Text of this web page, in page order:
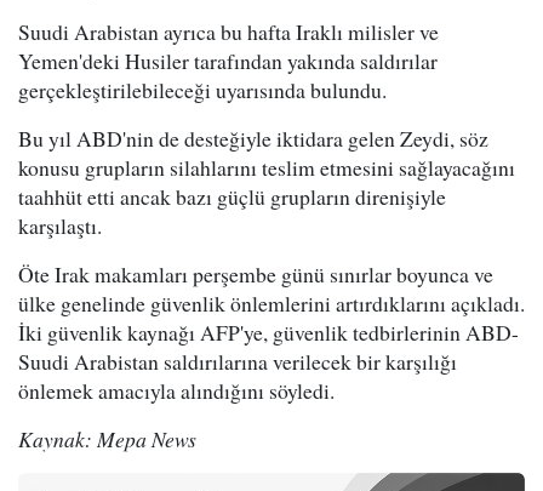
Suudi Arabistan ayrıca bu hafta Iraklı milisler ve
Yemen'deki Husiler tarafından yakında saldırılar
gerçekleştirilebileceği uyarısında bulundu.
Bu yıl ABD'nin de desteğiyle iktidara gelen Zeydi, söz
konusu grupların silahlarını teslim etmesini sağlayacağını
taahhüt etti ancak bazı güçlü grupların direnişiyle
karşılaştı.
Öte Irak makamları perşembe günü sınırlar boyunca ve
ülke genelinde güvenlik önlemlerini artırdıklarını açıkladı.
İki güvenlik kaynağı AFP'ye, güvenlik tedbirlerinin ABD-
Suudi Arabistan saldırılarına verilecek bir karşılığı
önlemek amacıyla alındığını söyledi.
Kaynak: Mepa News